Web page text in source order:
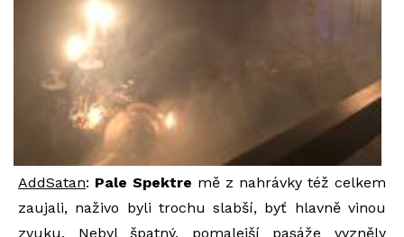
AddSatan: Pale Spektre mě z nahrávky též celkem
zaujali, naživo byli trochu slabší, byť hlavně vinou
zvuku. Nebyl špatný, pomalejší pasáže vyzněly